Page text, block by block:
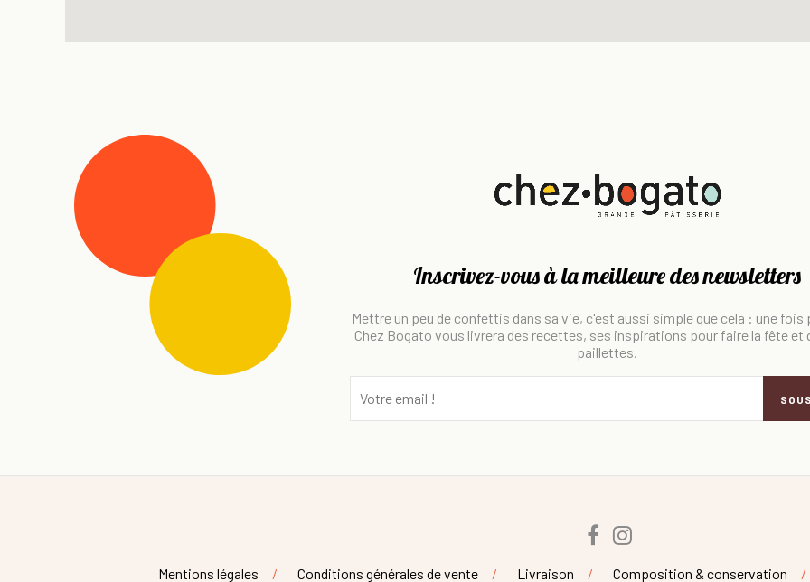
Inscrivez-vous à la meilleure des newsletters
Mettre un peu de confettis dans sa vie, c'est aussi simple que cela : une fois
Chez Bogato vous livrera des recettes, ses inspirations pour faire la fête et
paillettes.
Facebook
Mentions légales Conditions générales de vente Livraison Composition & conservation